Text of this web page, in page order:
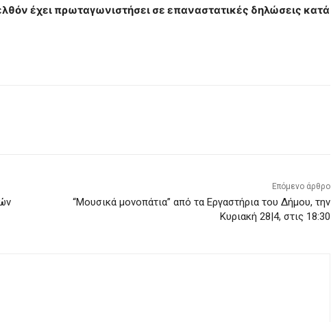
έχει πρωταγωνιστήσει σε επαναστατικές δηλώσεις κατά
Επόμενο άρθρο
“Μουσικά μονοπάτια” από τα Εργαστήρια του Δήμου, την
Κυριακή 28|4, στις 18:30